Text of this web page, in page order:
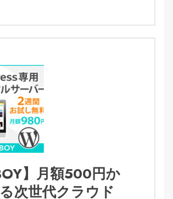
】月額500円か
次世代クラウド